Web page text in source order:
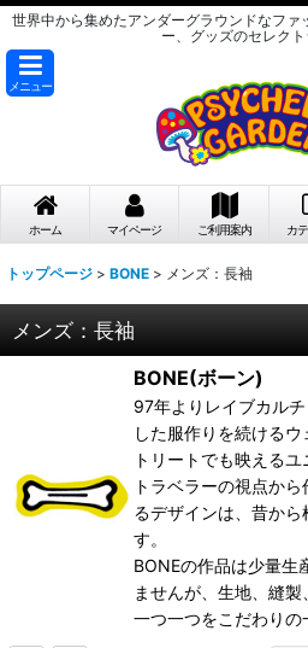
世界中から集めたアンダーグラウンドなファ
ー、グッズのセレクト
メニュー
ホーム マイページ ご利用案内 カ
トップページ > BONE > メンズ：長袖
メンズ：長袖
BONE(ボーン)
97年よりレイブカル
した服作りを続ける
トリートでも映えるユ
トラベラーの視点か
るデザインは、昔か
す。
BONEの作品は少量生
ませんが、生地、縫製
一つ一つをこだわりの